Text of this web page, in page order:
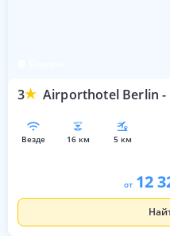
3 Airporthotel Berlin
везде 16 км 5 км
от 12